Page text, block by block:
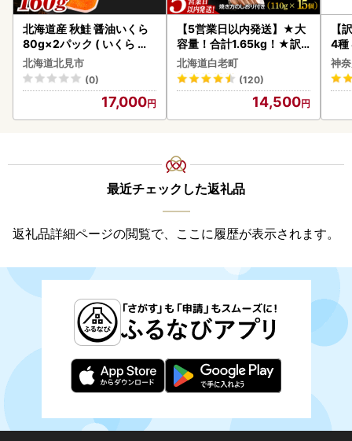
北海道産 秋鮭 醤油いくら
80g×2パック ( いくら イ
クラ 魚卵 鮭 サケ さけ 鮭い
くら 醤油漬け パック 北海
道産 ふるさと納税 秋鮭 )【
北海道北見市
(0)
17,000
【5営業日以内発送】★大
容量！合計1.65kg！★訳
あり・牛の里ビーフハンバ
ーグ(110ｇ5枚入）×3 AG
058
北海道白老町
(120)
14,500
【
4種
神
最近チェックした返礼品
返礼品詳細ページの閲覧で、ここに履歴が表示されます。